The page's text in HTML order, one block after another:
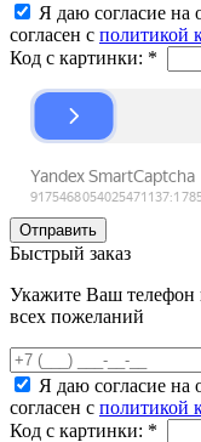
Я даю согласие на
согласен с политикой
Код с картинки: *
Быстрый заказ
Укажите Ваш телефон
всех пожеланий
Я даю согласие на
согласен с политикой
Код с картинки: *